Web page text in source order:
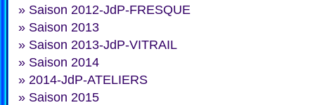
» Saison 2012-JdP-FRESQUE
» Saison 2013
» Saison 2013-JdP-VITRAIL
» Saison 2014
» 2014-JdP-ATELIERS
» Saison 2015